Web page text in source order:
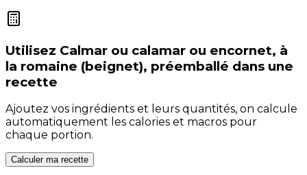
Utilisez Calmar ou calamar ou encornet, à
la romaine (beignet), préemballé dans une
recette
Ajoutez vos ingrédients et leurs quantités, on calcule
automatiquement les calories et macros pour
chaque portion.
Calculer ma recette